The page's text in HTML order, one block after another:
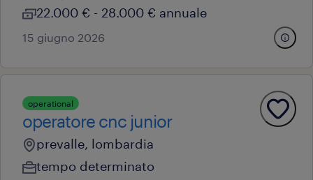
22.000 € - 28.000 € annuale
15 giugno 2026
operational
operatore cnc junior
prevalle, lombardia
tempo determinato